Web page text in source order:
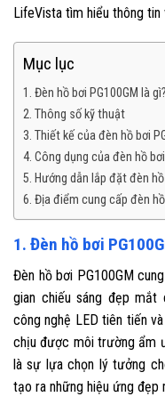
LifeVista tìm hiểu thông
Mục lục
1. Đèn hồ bơi PG100GM là gì?
2. Thông số kỹ thuật
3. Thiết kế của đèn hồ bơi
4. Công dụng của đèn hồ
5. Hướng dẫn lắp đặt đèn hồ
6. Địa điểm cung cấp đèn
1. Đèn hồ bơi
Đèn hồ bơi PG100GM
gian chiếu sáng đẹp
công nghệ LED tiên tiến
chịu được môi trường ẩm
là sự lựa chọn lý tưởng
tạo ra những hiệu ứng đẹp